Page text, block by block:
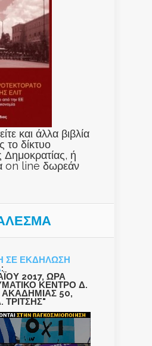
και άλλα βιβλία
το δίκτυο
Δημοκρατίας, ή
on line δωρεάν
ΣΕ ΕΚΔΗΛΩΣΗ
:
2017, ΩΡΑ
ΚΕΝΤΡΟ Δ.
50,
ΤΡΙΤΣΗΣ"